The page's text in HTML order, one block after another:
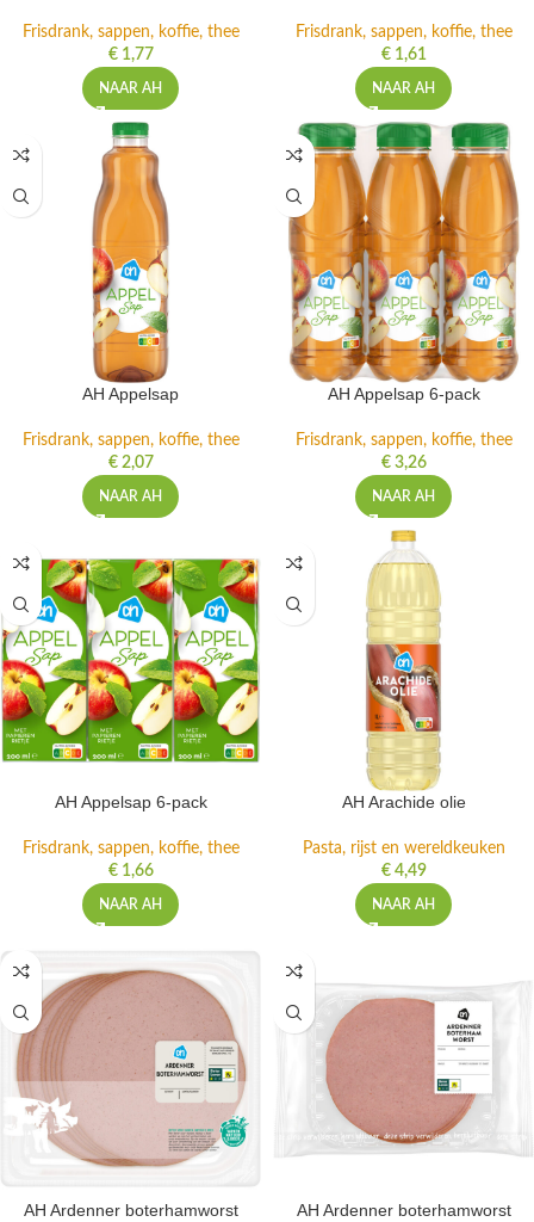
Frisdrank, sappen, koffie, thee
€1,77
NAAR AH
Frisdrank, sappen, koffie, thee
€1,61
NAAR AH
AH Appelsap
Frisdrank, sappen, koffie, thee
€2,07
NAAR AH
AH Appelsap 6-pack
Frisdrank, sappen, koffie, thee
€3,26
NAAR AH
AH Appelsap 6-pack
Frisdrank, sappen, koffie, thee
€1,66
NAAR AH
AH Arachide olie
Pasta, rijst en wereldkeuken
€4,49
NAAR AH
AH Ardenner boterhamworst AH Ardenner boterhamworst